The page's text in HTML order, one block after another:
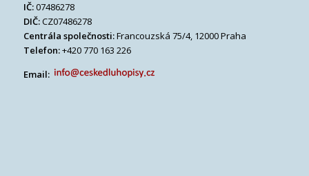
IČ:07486278
DIČ:CZ07486278
Centrála společnosti:Francouzská 75/4, 12000 Praha
Telefon:+420 770 163 226
Email: